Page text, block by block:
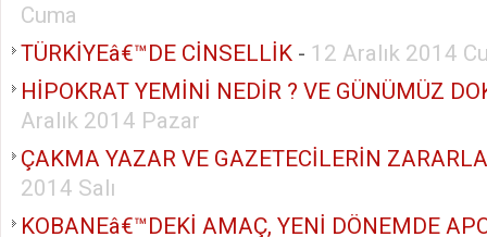
Cuma
TÜRKİYEâ€™DE CİNSELLİK - 12 Aralık 2014
HİPOKRAT YEMİNİ NEDİR ? VE GÜNÜMÜZ
Aralık 2014 Pazar
ÇAKMA YAZAR VE GAZETECİLERİN
2014 Salı
KOBANEâ€™DEKİ AMAÇ, YENİ DÖNEMDE